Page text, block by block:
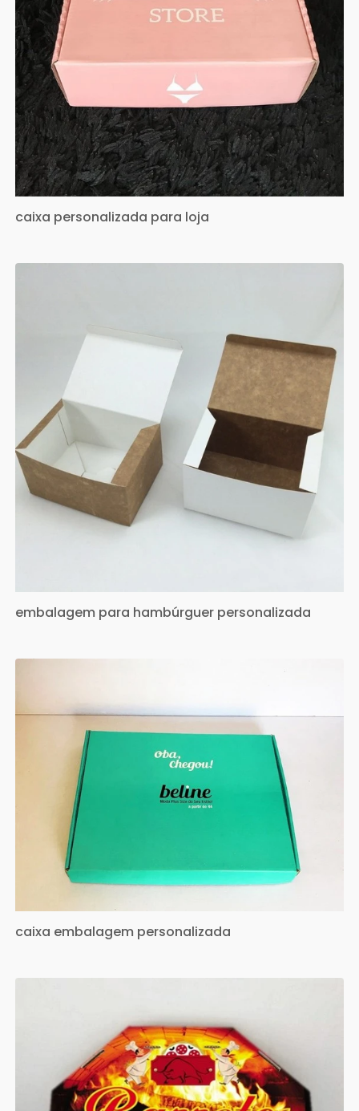
caixa personalizada para loja
embalagem para hambúrguer personalizada
caixa embalagem personalizada